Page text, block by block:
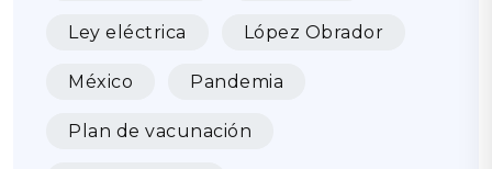
Ley eléctrica López Obrador
México Pandemia
Plan de vacunación